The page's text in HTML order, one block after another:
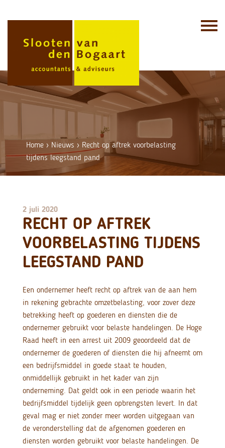
Home › Nieuws › Recht op aftrek voorbelasting
tijdens leegstand pand
2 juli 2020
RECHT OP AFTREK
VOORBELASTING TIJDENS
LEEGSTAND PAND
Een ondernemer heeft recht op aftrek van de aan hem
in rekening gebrachte omzetbelasting, voor zover deze
betrekking heeft op goederen en diensten die de
ondernemer gebruikt voor belaste handelingen. De Hoge
Raad heeft in een arrest uit 2009 geoordeeld dat de
ondernemer de goederen of diensten die hij afneemt om
een bedrijfsmiddel in goede staat te houden,
onmiddellijk gebruikt in het kader van zijn
onderneming. Dat geldt ook in een periode waarin het
bedrijfsmiddel tijdelijk geen opbrengsten levert. In dat
geval mag er niet zonder meer worden uitgegaan van
de veronderstelling dat de afgenomen goederen en
diensten worden gebruikt voor belaste handelingen. De